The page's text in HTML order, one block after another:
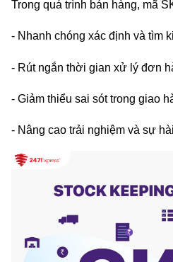
Trong quá trình bán hàng, mã
- Nhanh chóng xác định và tìm
- Rút ngắn thời gian xử lý đơn
- Giảm thiểu sai sót trong giao
- Nâng cao trải nghiệm và sự